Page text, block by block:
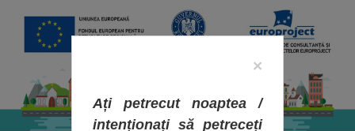
×
Ați petrecut noaptea /
intenționați să petreceți